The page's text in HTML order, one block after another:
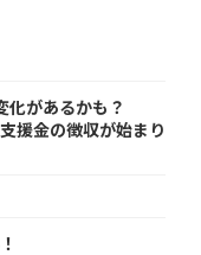
化があるかも？
援金の徴収が始まり